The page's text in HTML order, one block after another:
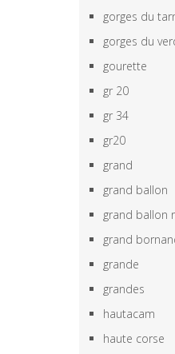
gorges du
gorges du
gourette
gr 20
gr 34
gr20
grand
grand ballon
grand ballon
grand
grande
grandes
hautacam
haute corse